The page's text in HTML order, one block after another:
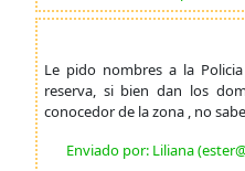
Le pido nombres a la
reserva, si bien dan los
conocedor de la zona , no
Enviado por: Liliana